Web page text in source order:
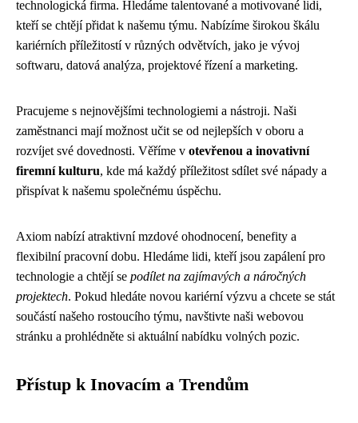
technologická firma. Hledáme talentované a motivované lidi,
kteří se chtějí přidat k našemu týmu. Nabízíme širokou škálu
kariérních příležitostí v různých odvětvích, jako je vývoj
softwaru, datová analýza, projektové řízení a marketing.
Pracujeme s nejnovějšími technologiemi a nástroji. Naši
zaměstnanci mají možnost učit se od nejlepších v oboru a
rozvíjet své dovednosti. Věříme v otevřenou a inovativní
firemní kulturu, kde má každý příležitost sdílet své nápady a
přispívat k našemu společnému úspěchu.
Axiom nabízí atraktivní mzdové ohodnocení, benefity a
flexibilní pracovní dobu. Hledáme lidi, kteří jsou zapálení pro
technologie a chtějí se podílet na zajímavých a náročných
projektech. Pokud hledáte novou kariérní výzvu a chcete se stát
součástí našeho rostoucího týmu, navštivte naši webovou
stránku a prohlédněte si aktuální nabídku volných pozic.
Přístup k Inovacím a Trendům